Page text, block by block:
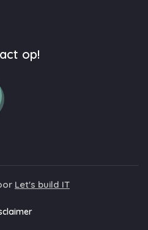
op!
Let's build IT